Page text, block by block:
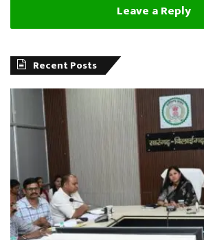
Leave a Reply
Recent Posts